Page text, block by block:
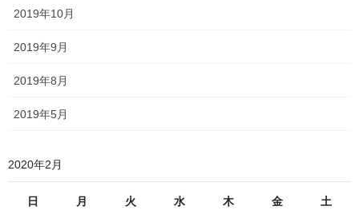
く）青森市営バスの職員に感謝しつつ青森駅前公園前を通過し青
2019年10月
2019年9月
2019年8月
2019年5月
2020年2月
日 月 火 水 木 金 土